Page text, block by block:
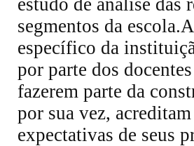
segmentos da
específico da
por parte dos
fazerem parte da
por sua vez,
expectativas de seus